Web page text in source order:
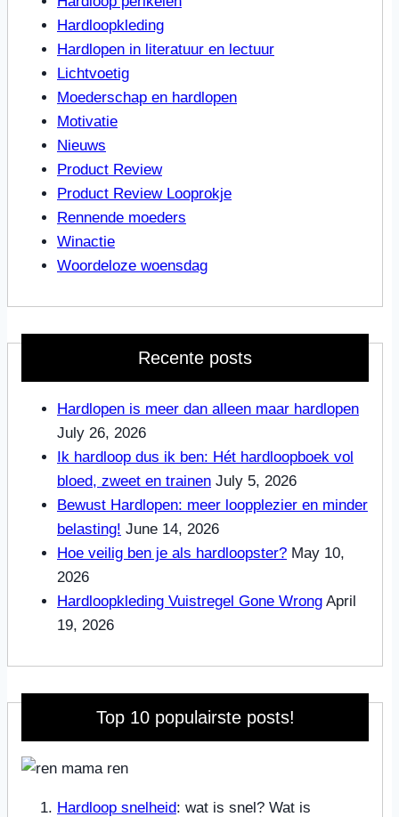
Hardloopkleding
Hardlopen in literatuur en lectuur
Lichtvoetig
Moederschap en hardlopen
Motivatie
Nieuws
Product Review
Product Review Looprokje
Rennende moeders
Winactie
Woordeloze woensdag
Recente posts
Hardlopen is meer dan alleen maar hardlopen
July 26, 2026
Ik hardloop dus ik ben: Hét hardloopboek vol
bloed, zweet en trainen July 5, 2026
Bewust Hardlopen: meer loopplezier en minder
belasting! June 14, 2026
Hoe veilig ben je als hardloopster? May 10,
2026
Hardloopkleding Vuistregel Gone Wrong April
19, 2026
Top 10 populairste posts!
Hardloop snelheid: wat is snel? Wat is